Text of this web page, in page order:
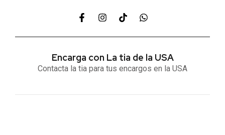
Encarga con La tia de la USA
Contacta la tia para tus encargos en la USA